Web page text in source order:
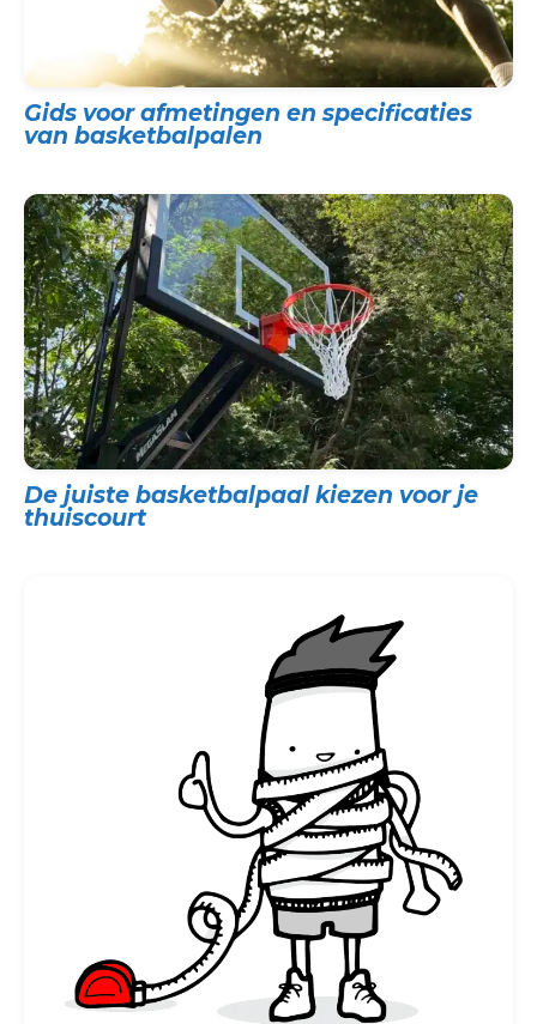
Gids voor afmetingen en specificaties
van basketbalpalen
De juiste basketbalpaal kiezen voor je
thuiscourt